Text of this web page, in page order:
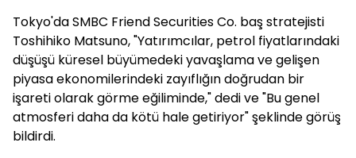
Tokyo'da SMBC Friend Securities Co. baş stratejisti
Toshihiko Matsuno, "Yatırımcılar, petrol fiyatlarındaki
düşüşü küresel büyümedeki yavaşlama ve gelişen
piyasa ekonomilerindeki zayıflığın doğrudan bir
işareti olarak görme eğiliminde," dedi ve "Bu genel
atmosferi daha da kötü hale getiriyor" şeklinde görüş
bildirdi.